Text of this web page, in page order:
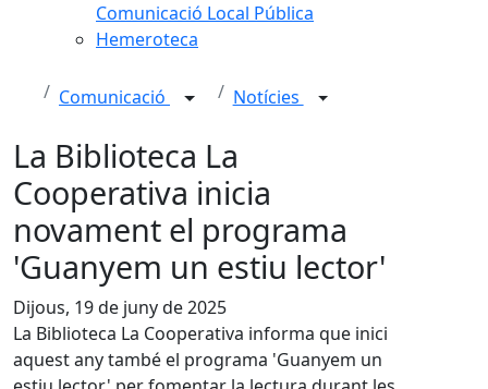
Comunicació Local Pública
Hemeroteca
Comunicació Notícies
La Biblioteca La
Cooperativa inicia
novament el programa
'Guanyem un estiu lector'
Dijous, 19 de juny de 2025
La Biblioteca La Cooperativa informa que inici
aquest any també el programa 'Guanyem un